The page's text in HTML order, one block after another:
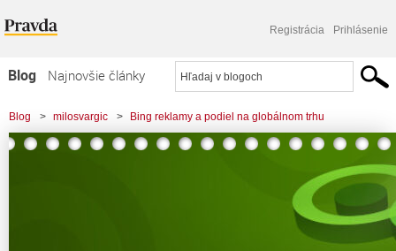
Registrácia Prihlásenie
Blog
Najnovšie články
Najčítanejšie články
Najkomentovanejšie články
Blog > milosvargic > Bing reklamy a podiel na globálnom trhu